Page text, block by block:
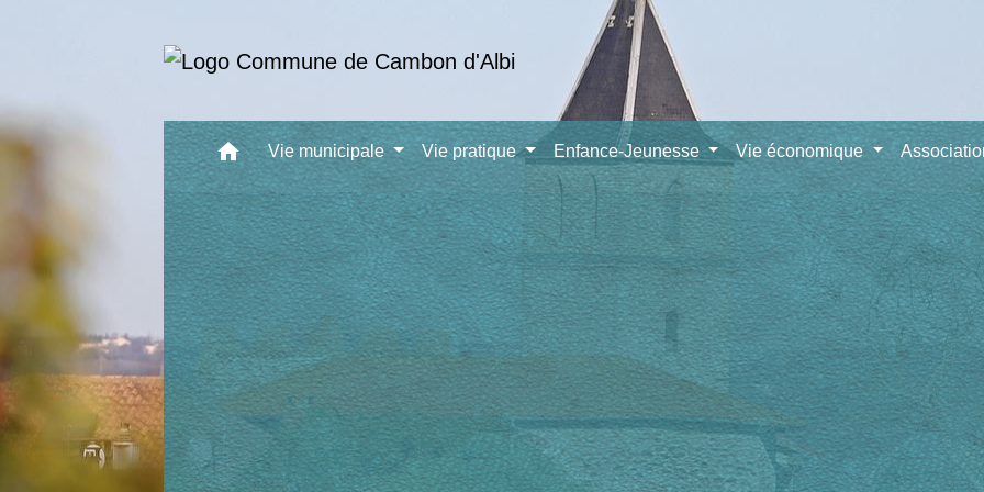
home Vie municipale Vie pratique Enfance-Jeunesse Vie économique